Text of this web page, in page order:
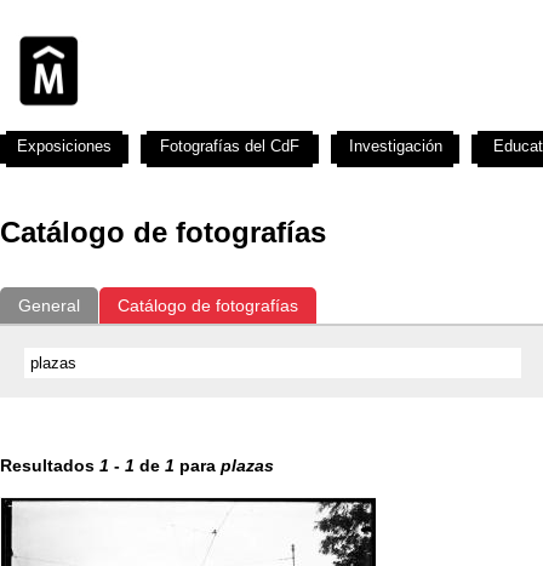
Catálogo de fotografías
General Catálogo de fotografías
Resultados 1 - 1 de 1 para plazas
Exposiciones Fotografías del CdF Investigación